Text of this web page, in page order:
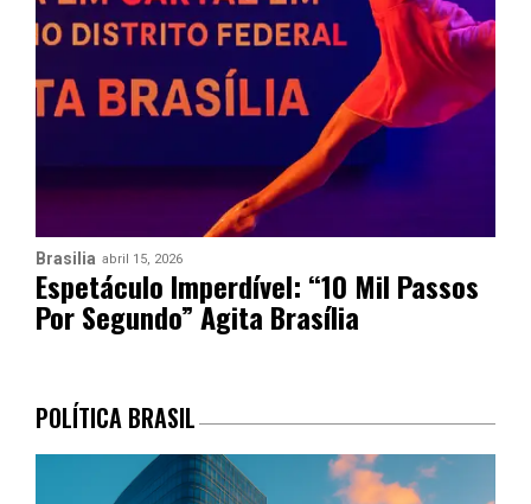
Brasilia abril 15, 2026
Espetáculo Imperdível: “10 Mil Passos
Por Segundo” Agita Brasília
POLÍTICA BRASIL